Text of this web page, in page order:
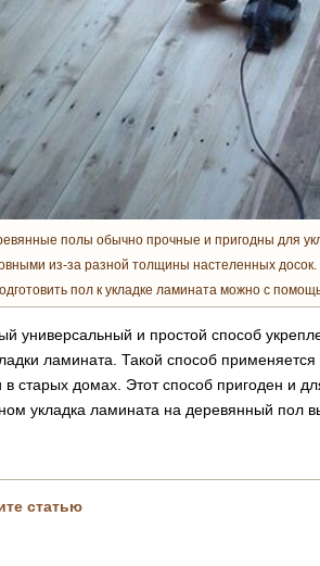
полы обычно прочные и пригодны для
из-за разной толщины настеленных
пол к укладке ламината можно с
универсальный и простой способ
ламината. Такой способ
старых домах. Этот способ пригоден и
укладка ламината на деревянный пол
статью